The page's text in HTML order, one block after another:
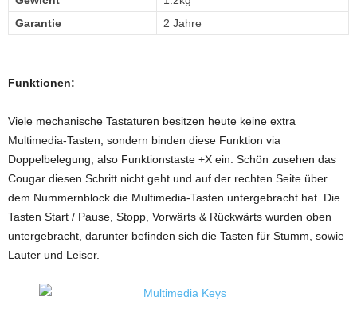
Garantie
2 Jahre
Funktionen:
Viele mechanische Tastaturen besitzen heute keine extra
Multimedia-Tasten, sondern binden diese Funktion via
Doppelbelegung, also Funktionstaste +X ein. Schön zusehen das
Cougar diesen Schritt nicht geht und auf der rechten Seite über
dem Nummernblock die Multimedia-Tasten untergebracht hat. Die
Tasten Start / Pause, Stopp, Vorwärts & Rückwärts wurden oben
untergebracht, darunter befinden sich die Tasten für Stumm, sowie
Lauter und Leiser.